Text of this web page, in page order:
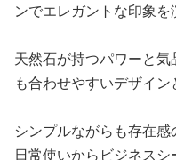
ンでエレガントな印象を
天然石が持つパワーと
も合わせやすいデザイン
シンプルながらも存在感
日常使いからビジネス